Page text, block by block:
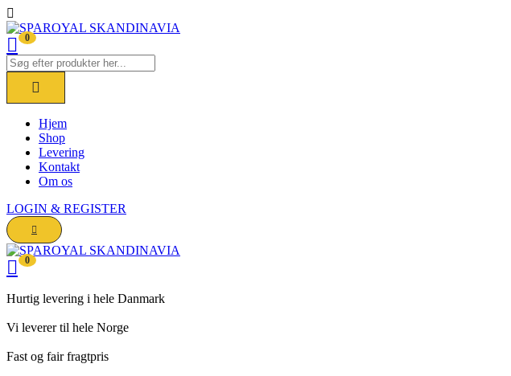
0
Hjem
Shop
Levering
Kontakt
Om os
LOGIN & REGISTER
0
Hurtig levering i hele Danmark
Vi leverer til hele Norge
Fast og fair fragtpris